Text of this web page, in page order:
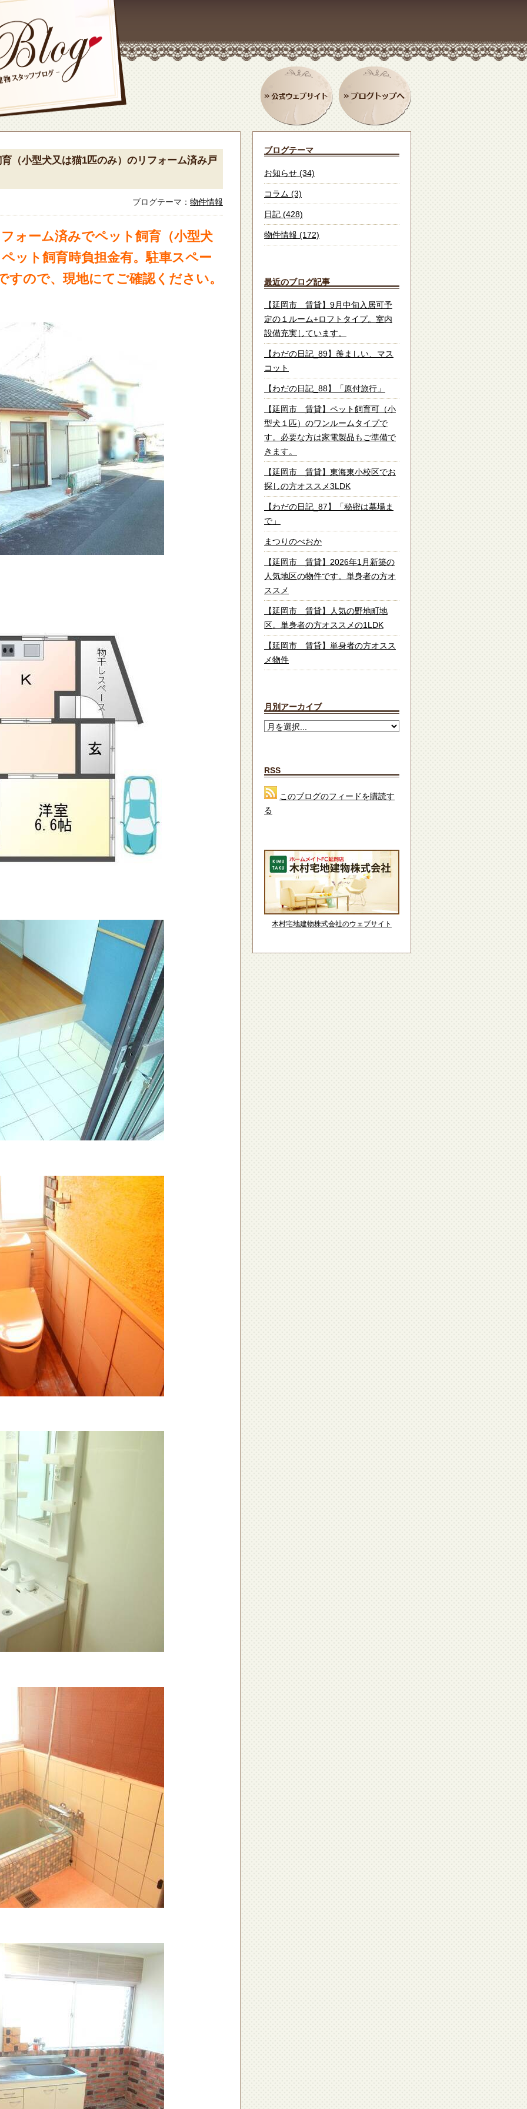
（小型犬又は猫1匹のみ）のリフォーム済み戸
ブログテーマ： 物件情報
ォーム済みでペット飼育（小型犬
ット飼育時負担金有。駐車スペー
すので、現地にてご確認ください。
ブログテーマ
お知らせ (34)
コラム (3)
日記 (428)
物件情報 (172)
最近のブログ記事
【延岡市 賃貸】9月中旬入居可予
定の１ルーム+ロフトタイプ。室内
設備充実しています。
【わだの日記_89】羨ましい、マス
コット
【わだの日記_88】「原付旅行」
【延岡市 賃貸】ペット飼育可（小
型犬１匹）のワンルームタイプで
す。必要な方は家電製品もご準備で
きます。
【延岡市 賃貸】東海東小校区でお
探しの方オススメ3LDK
【わだの日記_87】「秘密は墓場ま
で」
まつりのべおか
【延岡市 賃貸】2026年1月新築の
人気地区の物件です。単身者の方オ
ススメ
【延岡市 賃貸】人気の野地町地
区。単身者の方オススメの1LDK
【延岡市 賃貸】単身者の方オスス
メ物件
月別アーカイブ
RSS
このブログのフィードを購読す
る
木村宅地建物株式会社のウェブサイト